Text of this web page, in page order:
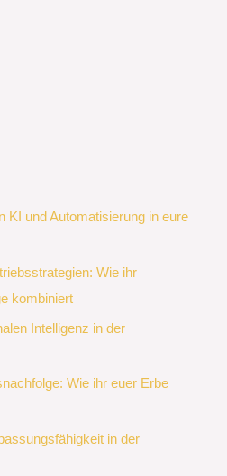
KI und Automatisierung in eure
Wie ihr
kombiniert
Intelligenz in der
Wie ihr euer Erbe
in der